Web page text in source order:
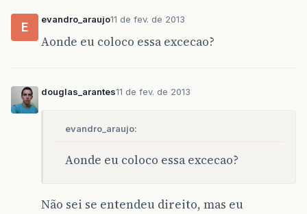
E
evandro_araujo11 de fev. de 2013
Aonde eu coloco essa excecao?
douglas_arantes11 de fev. de 2013
evandro_araujo:
Aonde eu coloco essa excecao?
Não sei se entendeu direito, mas eu